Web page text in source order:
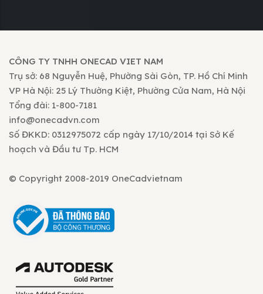
CÔNG TY TNHH ONECAD VIET NAM
Trụ sở: 68 Nguyễn Huệ, Phường Sài Gòn, TP. Hồ Chí Minh
VP Hà Nội: 25 Lý Thường Kiệt, Phường Cửa Nam, Hà Nội
Tổng đài: 1-800-7181
info@onecadvn.com
Số ĐKKD: 0312975072 cấp ngày 17/10/2014 tại Sở Kế
hoạch và Đầu tư Tp. HCM
© Copyright 2008-2019 OneCadvietnam